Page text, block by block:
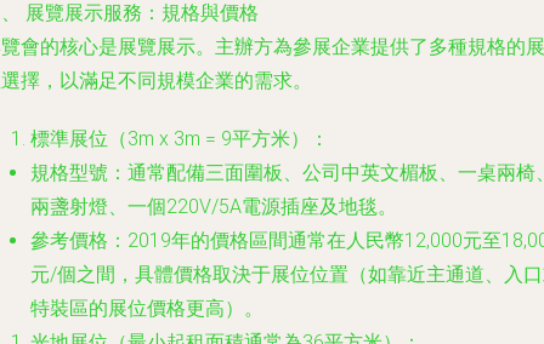
展覽展示服務：規格與價格
會的核心是展覽展示。主辦方為參展企業提供了多種規格的展
擇，以滿足不同規模企業的需求。
標準展位（3m x 3m = 9平方米）：
規格型號 ：通常配備三面圍板、公司中英文楣板、一桌兩椅
兩盞射燈、一個220V/5A電源插座及地毯。
參考價格 ：2019年的價格區間通常在人民幣12,000元至
元/個之間，具體價格取決于展位位置（如靠近主通道、入
特裝區的展位價格更高）。